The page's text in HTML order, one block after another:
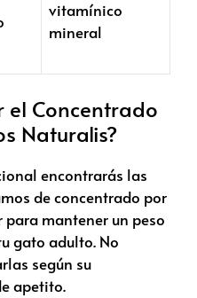
vitamínico
mineral
el Concentrado
Naturalis?
encontrarás las
de concentrado por
mantener un peso
gato adulto. No
según su
apetito.